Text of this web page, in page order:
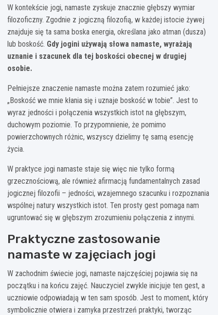
W kontekście jogi, namaste zyskuje znacznie głębszy wymiar
filozoficzny. Zgodnie z jogiczną filozofią, w każdej istocie żywej
znajduje się ta sama boska energia, określana jako atman (dusza)
lub boskość. Gdy jogini używają słowa namaste, wyrażają
uznanie i szacunek dla tej boskości obecnej w drugiej
osobie.
Pełniejsze znaczenie namaste można zatem rozumieć jako:
„Boskość we mnie kłania się i uznaje boskość w tobie”. Jest to
wyraz jedności i połączenia wszystkich istot na głębszym,
duchowym poziomie. To przypomnienie, że pomimo
powierzchownych różnic, wszyscy dzielimy tę samą esencję
życia.
W praktyce jogi namaste staje się więc nie tylko formą
grzecznościową, ale również afirmacją fundamentalnych zasad
jogicznej filozofii – jedności, wzajemnego szacunku i rozpoznania
wspólnej natury wszystkich istot. Ten prosty gest pomaga nam
ugruntować się w głębszym zrozumieniu połączenia z innymi.
Praktyczne zastosowanie
namaste w zajęciach jogi
W zachodnim świecie jogi, namaste najczęściej pojawia się na
początku i na końcu zajęć. Nauczyciel zwykle inicjuje ten gest, a
uczniowie odpowiadają w ten sam sposób. Jest to moment, który
symbolicznie otwiera i zamyka przestrzeń praktyki, tworząc